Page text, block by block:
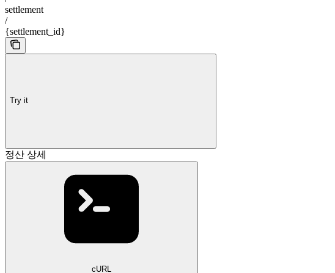
settlement
/
{settlement_id}
Try it
정산 상세
cURL